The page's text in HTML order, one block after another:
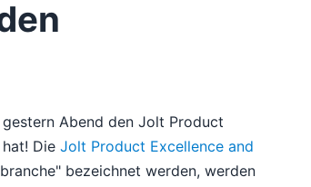
Abend den Jolt Product
hat! DieJolt Product Excellence and
bezeichnet werden, werden